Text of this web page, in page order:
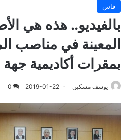
فاس
بالفيديو.. هذه هي
المعينة في مناصب
بمقرات أكاديمية
يوسف مسكين 2019-01-22
0